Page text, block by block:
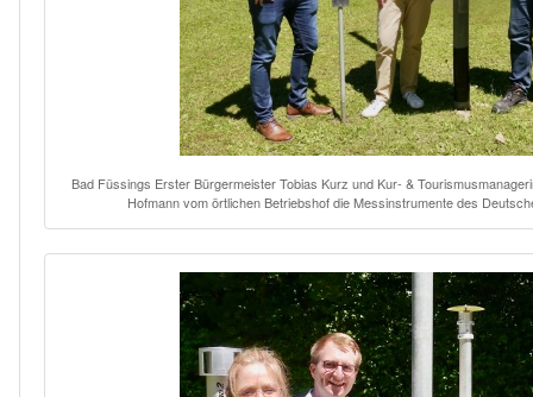
Bad Füssings Erster Bürgermeister Tobias Kurz und Kur- &
Hofmann vom örtlichen Betriebshof die Messinstrumente des